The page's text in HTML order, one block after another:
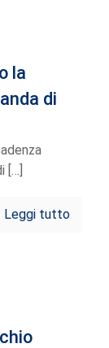
la
di
[…]
Leggi tutto